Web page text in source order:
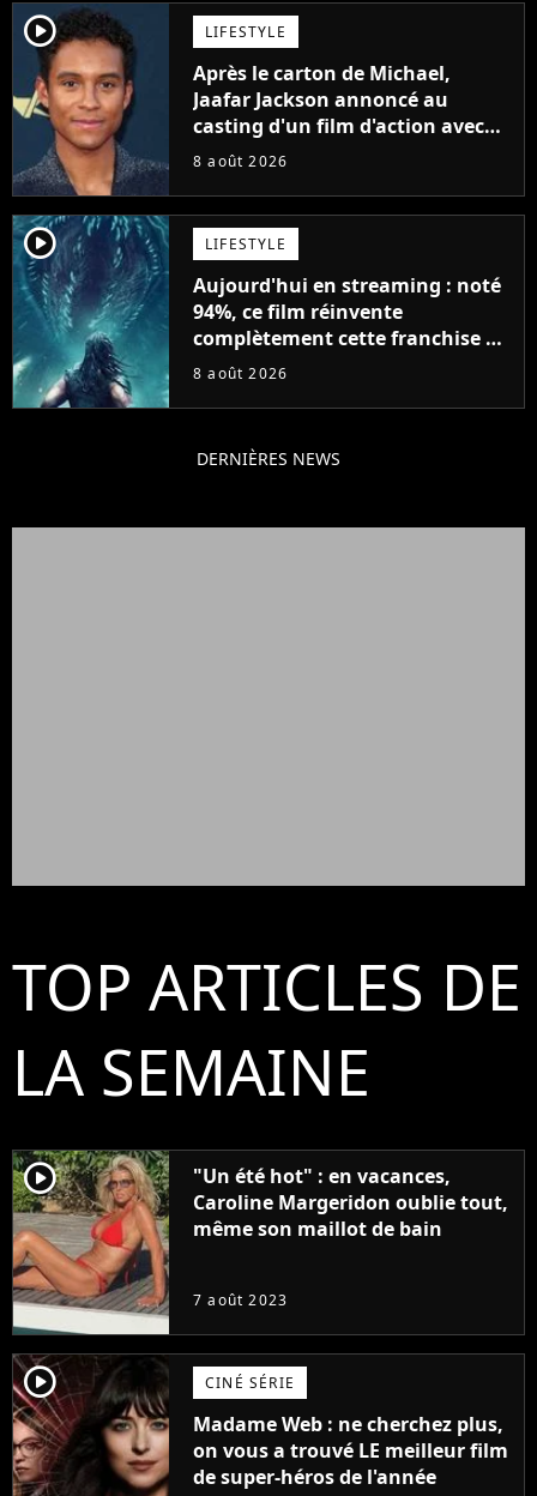
player2 LIFESTYLE
Après le carton de Michael,
Jaafar Jackson annoncé au
casting d'un film d'action avec
Will Smith
8 août 2026
player2 LIFESTYLE
Aujourd'hui en streaming : noté
94%, ce film réinvente
complètement cette franchise de
science-fiction vieille de 40 ans
8 août 2026
DERNIÈRES NEWS
TOP ARTICLES DE
LA SEMAINE
player2
"Un été hot" : en vacances,
Caroline Margeridon oublie tout,
même son maillot de bain
7 août 2023
player2 CINÉ SÉRIE
Madame Web : ne cherchez plus,
on vous a trouvé LE meilleur film
de super-héros de l'année